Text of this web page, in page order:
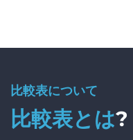
比較表について
比較表とは?